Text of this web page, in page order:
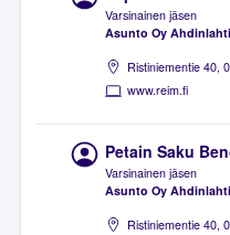
Varsinainen jäsen
Asunto Oy Ahdinlahti
Ristiniementie 40,
www.reim.fi
Petain Saku
Varsinainen jäsen
Asunto Oy Ahdinlahti
Ristiniementie 40,